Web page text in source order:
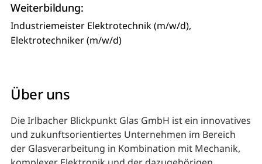
Weiterbildung:
Industriemeister Elektrotechnik (m/w/d),
Elektrotechniker (m/w/d)
Über uns
Die Irlbacher Blickpunkt Glas GmbH ist ein innovatives
und zukunftsorientiertes Unternehmen im Bereich
der Glasverarbeitung in Kombination mit Mechanik,